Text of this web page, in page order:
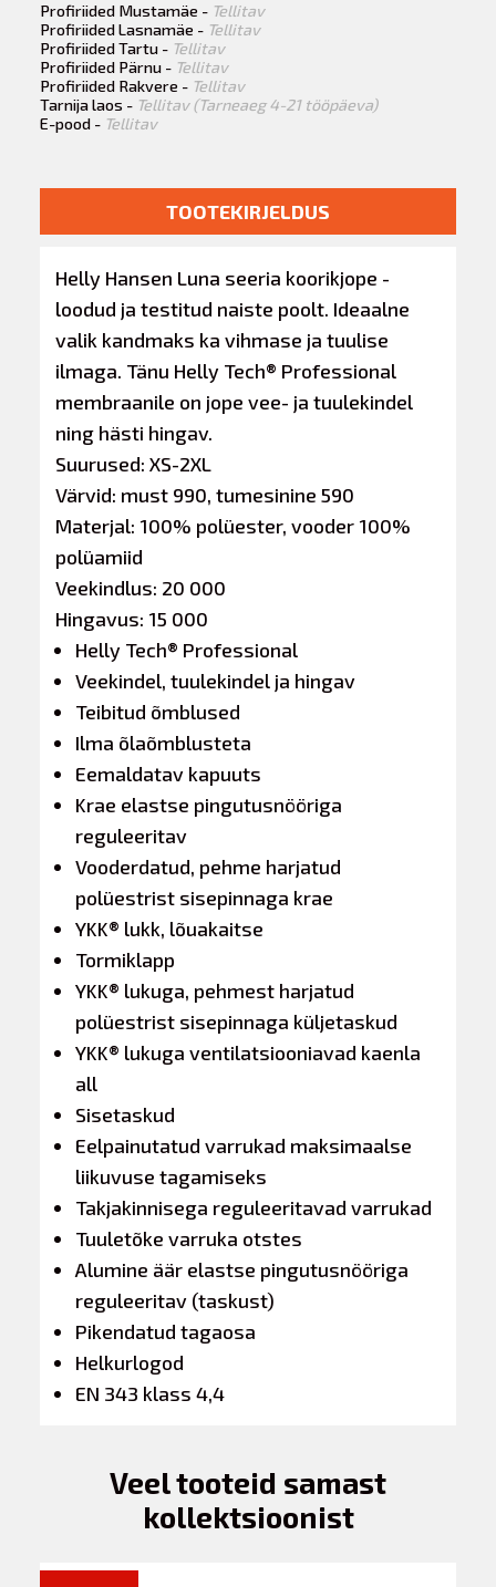
Profiriided Mustamäe - Tellitav
Profiriided Lasnamäe - Tellitav
Profiriided Tartu - Tellitav
Profiriided Pärnu - Tellitav
Profiriided Rakvere - Tellitav
Tarnija laos - Tellitav (Tarneaeg 4-21 tööpäeva)
E-pood - Tellitav
TOOTEKIRJELDUS
Helly Hansen Luna seeria koorikjope -
loodud ja testitud naiste poolt. Ideaalne
valik kandmaks ka vihmase ja tuulise
ilmaga. Tänu Helly Tech® Professional
membraanile on jope vee- ja tuulekindel
ning hästi hingav.
Suurused: XS-2XL
Värvid: must 990, tumesinine 590
Materjal: 100% polüester, vooder 100%
polüamiid
Veekindlus: 20 000
Hingavus: 15 000
Helly Tech® Professional
Veekindel, tuulekindel ja hingav
Teibitud õmblused
Ilma õlaõmblusteta
Eemaldatav kapuuts
Krae elastse pingutusnööriga
reguleeritav
Vooderdatud, pehme harjatud
polüestrist sisepinnaga krae
YKK® lukk, lõuakaitse
Tormiklapp
YKK® lukuga, pehmest harjatud
polüestrist sisepinnaga küljetaskud
YKK® lukuga ventilatsiooniavad kaenla
all
Sisetaskud
Eelpainutatud varrukad maksimaalse
liikuvuse tagamiseks
Takjakinnisega reguleeritavad varrukad
Tuuletõke varruka otstes
Alumine äär elastse pingutusnööriga
reguleeritav (taskust)
Pikendatud tagaosa
Helkurlogod
EN 343 klass 4,4
Veel tooteid samast
kollektsioonist